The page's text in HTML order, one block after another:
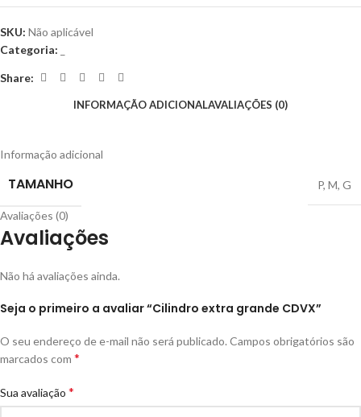
SKU: Não aplicável
Categoria:
Share:
INFORMAÇÃO ADICIONALAVALIAÇÕES (0)
Informação adicional
TAMANHO P, M, G
Avaliações (0)
Avaliações
Não há avaliações ainda.
Seja o primeiro a avaliar “Cilindro extra grande CDVX”
O seu endereço de e-mail não será publicado.Campos obrigatórios são
marcados com *
Sua avaliação *